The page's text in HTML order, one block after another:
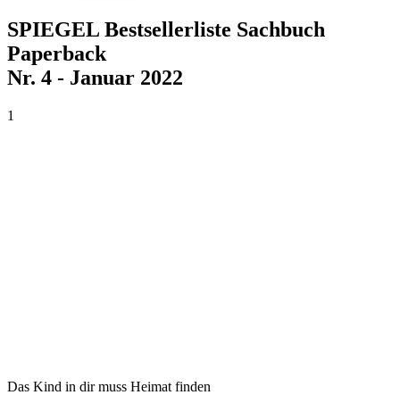
SPIEGEL Bestsellerliste Sachbuch
Paperback
Nr. 4 - Januar 2022
1
Das Kind in dir muss Heimat finden